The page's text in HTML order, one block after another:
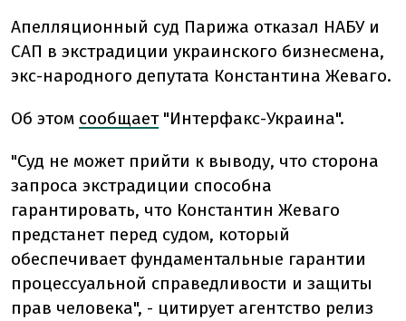
Апелляционный суд Парижа отказал НАБУ и
САП в экстрадиции украинского бизнесмена,
экс-народного депутата Константина Жеваго.
Об этом сообщает"Интерфакс-Украина".
"Суд не может прийти к выводу, что сторона
запроса экстрадиции способна
гарантировать, что Константин Жеваго
предстанет перед судом, который
обеспечивает фундаментальные гарантии
процессуальной справедливости и защиты
прав человека", - цитирует агентство релиз